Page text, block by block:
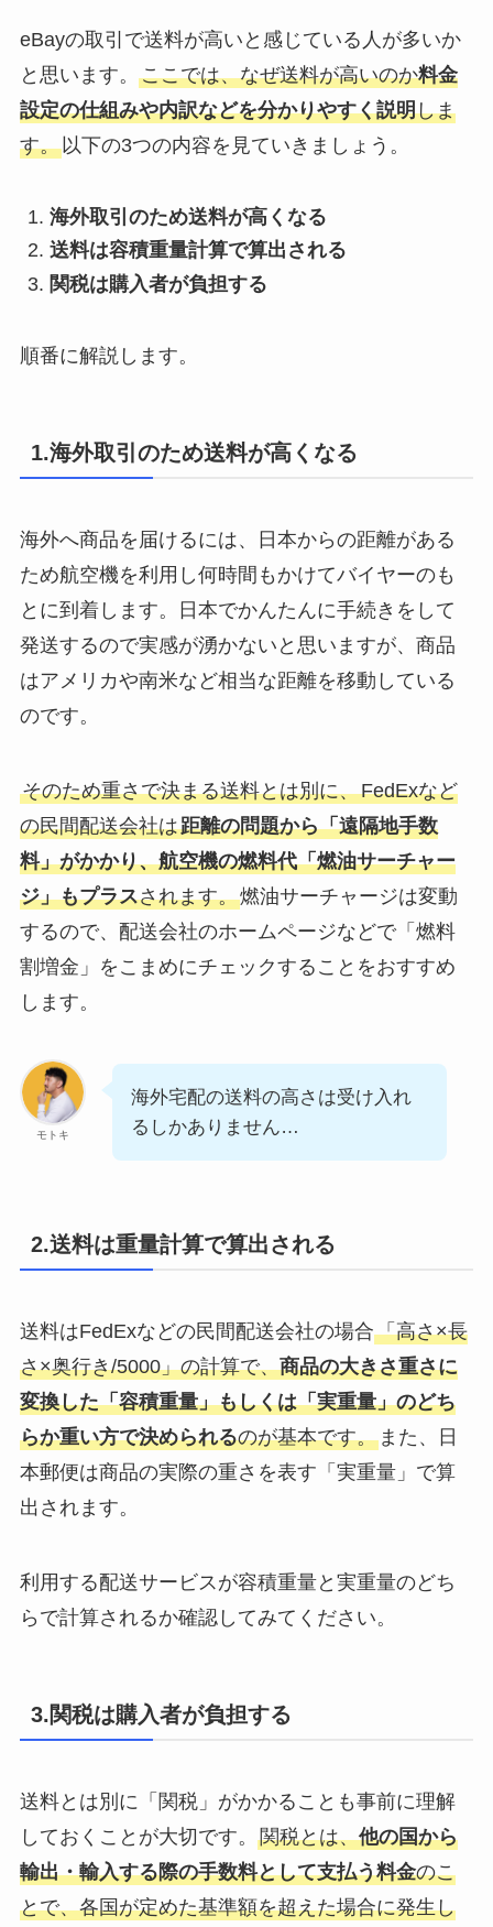
eBayの取引で送料が高いと感じている人が多いか
と思います。 ここでは、なぜ送料が高いのか料金
設定の仕組みや内訳などを分かりやすく説明しま
す。以下の3つの内容を見ていきましょう。
海外取引のため送料が高くなる
送料は容積重量計算で算出される
関税は購入者が負担する
順番に解説します。
1.海外取引のため送料が高くなる
海外へ商品を届けるには、日本からの距離がある
ため航空機を利用し何時間もかけてバイヤーのも
とに到着します。日本でかんたんに手続きをして
発送するので実感が湧かないと思いますが、商品
はアメリカや南米など相当な距離を移動している
のです。
そのため重さで決まる送料とは別に、FedExなど
の民間配送会社は距離の問題から「遠隔地手数
料」がかかり、航空機の燃料代「燃油サーチャー
ジ」もプラスされます。燃油サーチャージは変動
するので、配送会社のホームページなどで「燃料
割増金」をこまめにチェックすることをおすすめ
します。
モトキ
海外宅配の送料の高さは受け入れ
るしかありません…
2.送料は重量計算で算出される
送料はFedExなどの民間配送会社の場合「高さ×長
さ×奥行き/5000」の計算で、商品の大きさ重さに
変換した「容積重量」もしくは「実重量」のどち
らか重い方で決められるのが基本です。また、日
本郵便は商品の実際の重さを表す「実重量」で算
出されます。
利用する配送サービスが容積重量と実重量のどち
らで計算されるか確認してみてください。
3.関税は購入者が負担する
送料とは別に「関税」がかかることも事前に理解
しておくことが大切です。 関税とは、他の国から
輸出・輸入する際の手数料として支払う料金のこ
とで、各国が定めた基準額を超えた場合に発生し